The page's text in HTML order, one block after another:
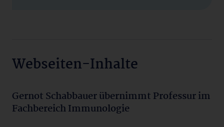
Webseiten-Inhalte
Gernot Schabbauer übernimmt Professur im
Fachbereich Immunologie